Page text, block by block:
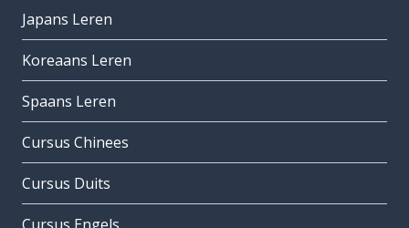
Japans Leren
Koreaans Leren
Spaans Leren
Cursus Chinees
Cursus Duits